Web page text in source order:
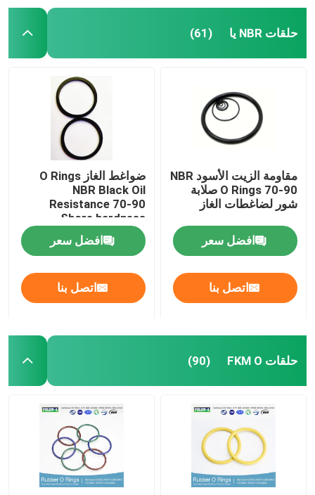
حلقات NBR يا (61)
مقاومة الزيت الأسود NBR
O Rings 70-90 صلابة
شور لضاغطات الغاز
افضل سعر
اتصل بنا
ضواغط الغاز O Rings
NBR Black Oil
Resistance 70-90
Shore hardness
افضل سعر
اتصل بنا
حلقات FKM O (90)